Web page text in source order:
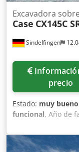
Sindelfingen
Excavadora
Case CX145C
Información de
precio
Estado: muy
funcional, Año de
operativo: 15.700
Rm H Ee Aagskr *